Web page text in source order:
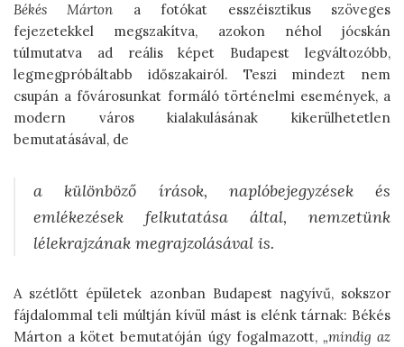
Békés Márton a fotókat esszéisztikus szöveges
fejezetekkel megszakítva, azokon néhol jócskán
túlmutatva ad reális képet Budapest legváltozóbb,
legmegpróbáltabb időszakairól. Teszi mindezt nem
csupán a fővárosunkat formáló történelmi események, a
modern város kialakulásának kikerülhetetlen
bemutatásával, de
a különböző írások, naplóbejegyzések és
emlékezések felkutatása által, nemzetünk
lélekrajzának megrajzolásával is.
A szétlőtt épületek azonban Budapest nagyívű, sokszor
fájdalommal teli múltján kívül mást is elénk tárnak: Békés
Márton a kötet bemutatóján úgy fogalmazott, „mindig az